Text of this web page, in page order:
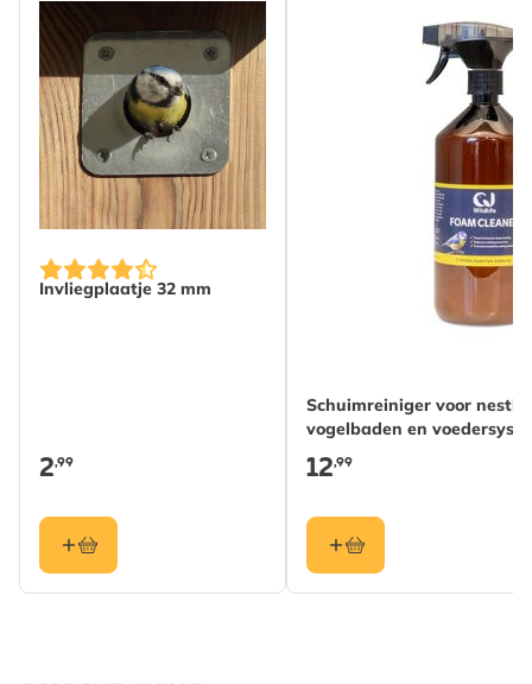
Invliegplaatje 32 mm
2,99
Schuimreiniger voor
vogelbaden en
12,99